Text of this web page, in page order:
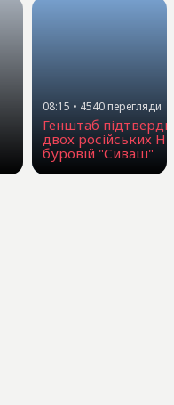
08:15 • 4540перегляди
Генштаб
двох російських
буровій "Сиваш"